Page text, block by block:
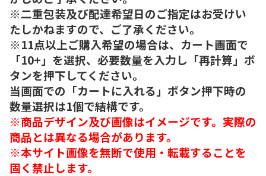
※二重包装及び配達希望日のご指定はお受けい
たしかねますので、ご了承ください。
※11点以上ご購入希望の場合は、カート画面で
「10+」を選択、必要数量を入力し「再計算」ボ
タンを押下してください。
当画面での「カートに入れる」ボタン押下時の
数量選択は1個で結構です。
※商品デザイン及び画像はイメージです。実際の
商品とは異なる場合があります。
※本サイト画像を無断で使用・転載することを
固く禁止します。